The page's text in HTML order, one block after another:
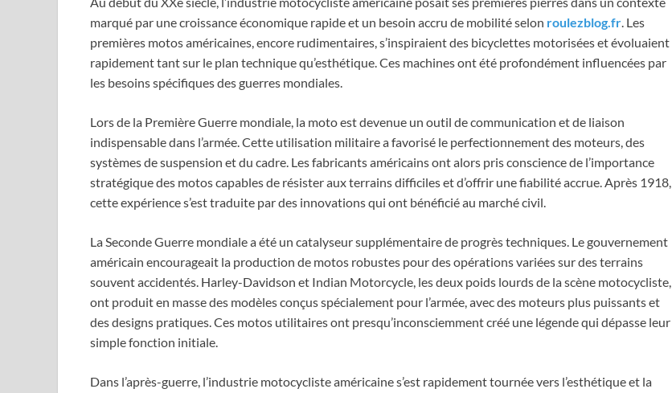
marqué par une croissance économique rapide et un besoin accru de mobilité selon roulezblog.fr. Les
premières motos américaines, encore rudimentaires, s’inspiraient des bicyclettes motorisées et évoluaient
rapidement tant sur le plan technique qu’esthétique. Ces machines ont été profondément influencées par
les besoins spécifiques des guerres mondiales.
Lors de la Première Guerre mondiale, la moto est devenue un outil de communication et de liaison
indispensable dans l’armée. Cette utilisation militaire a favorisé le perfectionnement des moteurs, des
systèmes de suspension et du cadre. Les fabricants américains ont alors pris conscience de l’importance
stratégique des motos capables de résister aux terrains difficiles et d’offrir une fiabilité accrue. Après 1918,
cette expérience s’est traduite par des innovations qui ont bénéficié au marché civil.
La Seconde Guerre mondiale a été un catalyseur supplémentaire de progrès techniques. Le gouvernement
américain encourageait la production de motos robustes pour des opérations variées sur des terrains
souvent accidentés. Harley-Davidson et Indian Motorcycle, les deux poids lourds de la scène motocycliste,
ont produit en masse des modèles conçus spécialement pour l’armée, avec des moteurs plus puissants et
des designs pratiques. Ces motos utilitaires ont presqu’inconsciemment créé une légende qui dépasse leur
simple fonction initiale.
Dans l’après-guerre, l’industrie motocycliste américaine s’est rapidement tournée vers l’esthétique et la